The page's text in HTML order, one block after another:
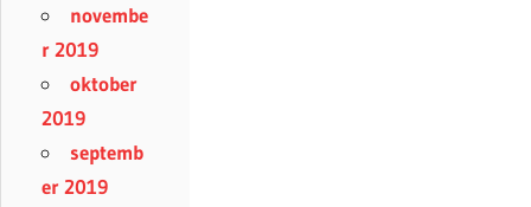
novembe
r 2019
oktober
2019
septemb
er 2019